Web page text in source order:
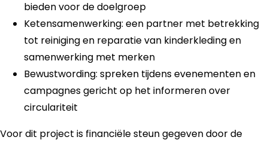
bieden voor de doelgroep
Ketensamenwerking: een partner met betrekking
tot reiniging en reparatie van kinderkleding en
samenwerking met merken
Bewustwording: spreken tijdens evenementen en
campagnes gericht op het informeren over
circulariteit
Voor dit project is financiële steun gegeven door de